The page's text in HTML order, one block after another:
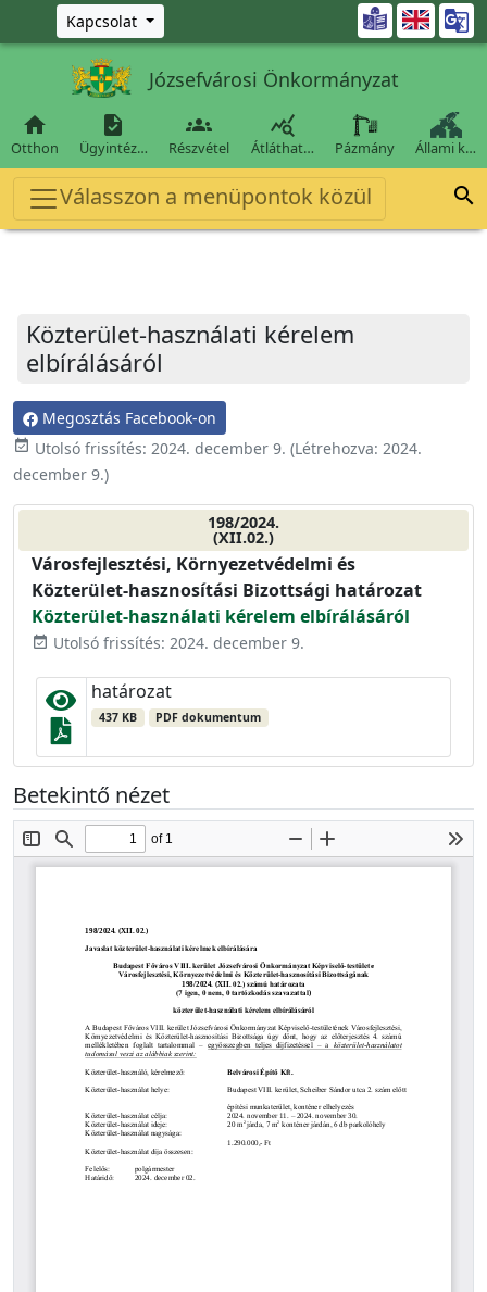
Ugrás a fő tartalomra
Kapcsolat 
Józsefvárosi Önkormányzat

Otthon

Ügyintéz…

Részvétel

Átláthat… Pázmány Állami k…
Válasszon a menüpontok közül 
Közterület-használati kérelem
elbírálásáról
Megosztás Facebook-on
event_available Utolsó frissítés: 2024. december 9. (Létrehozva: 2024.
december 9.)
198/2024.
(XII.02.)
Városfejlesztési, Környezetvédelmi és
Közterület-hasznosítási Bizottsági határozat
Közterület-használati kérelem elbírálásáról
event_available Utolsó frissítés: 2024. december 9.
határozat
437 KB PDF dokumentum
Betekintő nézet